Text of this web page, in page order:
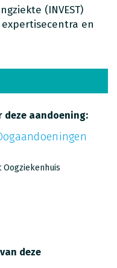
(INVEST)
en
deze aandoening:
deze